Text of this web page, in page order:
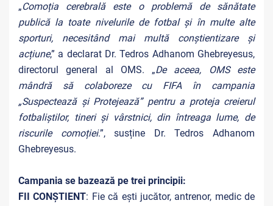
„Comoția cerebrală este o problemă de sănătate
publică la toate nivelurile de fotbal și în multe alte
sporturi, necesitând mai multă conștientizare și
acțiune,” a declarat Dr. Tedros Adhanom Ghebreyesus,
directorul general al OMS. „De aceea, OMS este
mândră să colaboreze cu FIFA în campania
„Suspectează și Protejează” pentru a proteja creierul
fotbaliștilor, tineri și vârstnici, din întreaga lume, de
riscurile comoției.”, susține Dr. Tedros Adhanom
Ghebreyesus.
Campania se bazează pe trei principii:
FII CONȘTIENT: Fie că ești jucător, antrenor, medic de